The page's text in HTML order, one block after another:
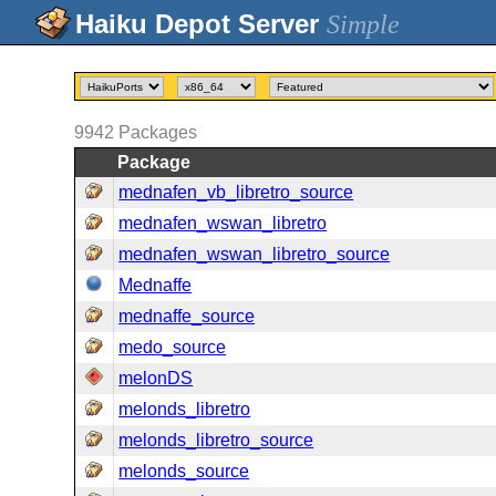
Simple
9942 Packages
Package
mednafen_vb_libretro_source
mednafen_wswan_libretro
mednafen_wswan_libretro_source
Mednaffe
mednaffe_source
medo_source
melonDS
melonds_libretro
melonds_libretro_source
melonds_source